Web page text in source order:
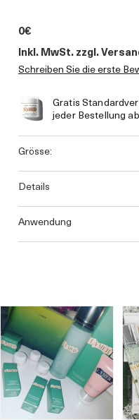
0€
Inkl. MwSt. zzgl.
Schreiben Sie die erste
Gratis
jeder Bestellung
grösse:
details
anwendung